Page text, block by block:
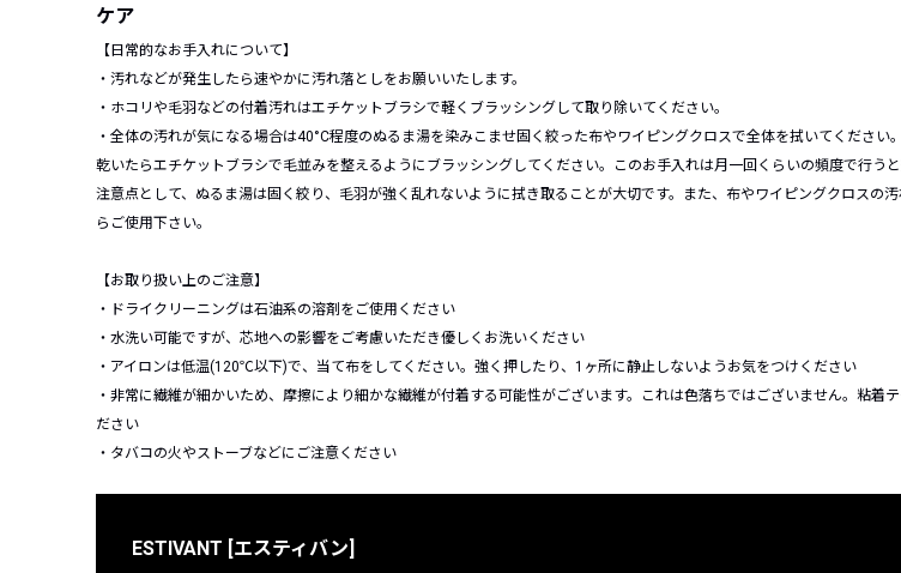
ケア
【日常的なお手入れについて】
・汚れなどが発生したら速やかに汚れ落としをお願いいたします。
・ホコリや毛羽などの付着汚れはエチケットブラシで軽くブラッシングして取り除いてください。
・全体の汚れが気になる場合は40°C程度のぬるま湯を染みこませ固く絞った布やワイピングクロスで全体を拭いてください。
乾いたらエチケットブラシで毛並みを整えるようにブラッシングしてください。このお手入れは月一回くらいの頻度で行うと
注意点として、ぬるま湯は固く絞り、毛羽が強く乱れないように拭き取ることが大切です。また、布やワイピングクロスの
らご使用下さい。
【お取り扱い上のご注意】
・ドライクリーニングは石油系の溶剤をご使用ください
・水洗い可能ですが、芯地への影響をご考慮いただき優しくお洗いください
・アイロンは低温(120℃以下)で、当て布をしてください。強く押したり、1ヶ所に静止しないようお気をつけください
・非常に繊維が細かいため、摩擦により細かな繊維が付着する可能性がございます。これは色落ちではございません。粘着
ださい
・タバコの火やストーブなどにご注意ください
ESTIVANT [エスティバン]